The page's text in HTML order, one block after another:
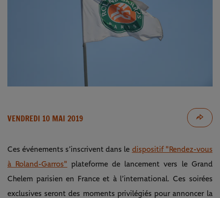
VENDREDI 10 MAI 2019
Ces événements s’inscrivent dans le dispositif "Rendez-vous
à Roland-Garros" plateforme de lancement vers le Grand
Chelem parisien en France et à l’international. Ces soirées
exclusives seront des moments privilégiés pour annoncer la